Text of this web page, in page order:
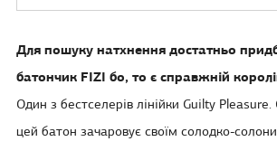
Для пошуку натхнення достатньо
батончик FIZI бо, то є справжній
Один з бестселерів лінійки Guilty
цей батон зачаровує своїм солодко-